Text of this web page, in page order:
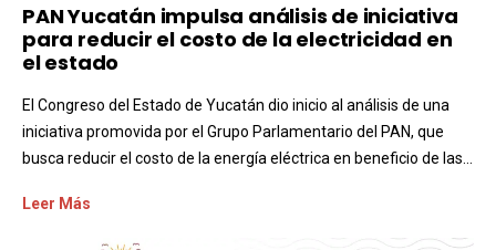
PAN Yucatán impulsa análisis de iniciativa
para reducir el costo de la electricidad en
el estado
El Congreso del Estado de Yucatán dio inicio al análisis de una
iniciativa promovida por el Grupo Parlamentario del PAN, que
busca reducir el costo de la energía eléctrica en beneficio de las...
Leer Más